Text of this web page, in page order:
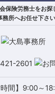
保険労務士をお
務所へお任せ下さい
時間】9:00～